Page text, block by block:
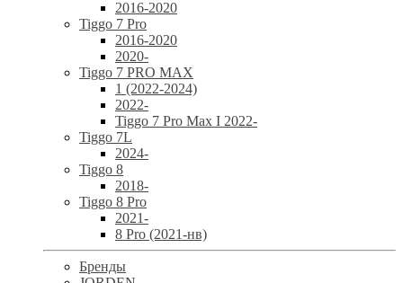
2016-2020
Tiggo 7 Pro
2016-2020
2020-
Tiggo 7 PRO MAX
1 (2022-2024)
2022-
Tiggo 7 Pro Max I 2022-
Tiggo 7L
2024-
Tiggo 8
2018-
Tiggo 8 Pro
2021-
8 Pro (2021-нв)
Бренды